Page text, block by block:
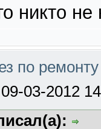
никто не
по
09-03-2012